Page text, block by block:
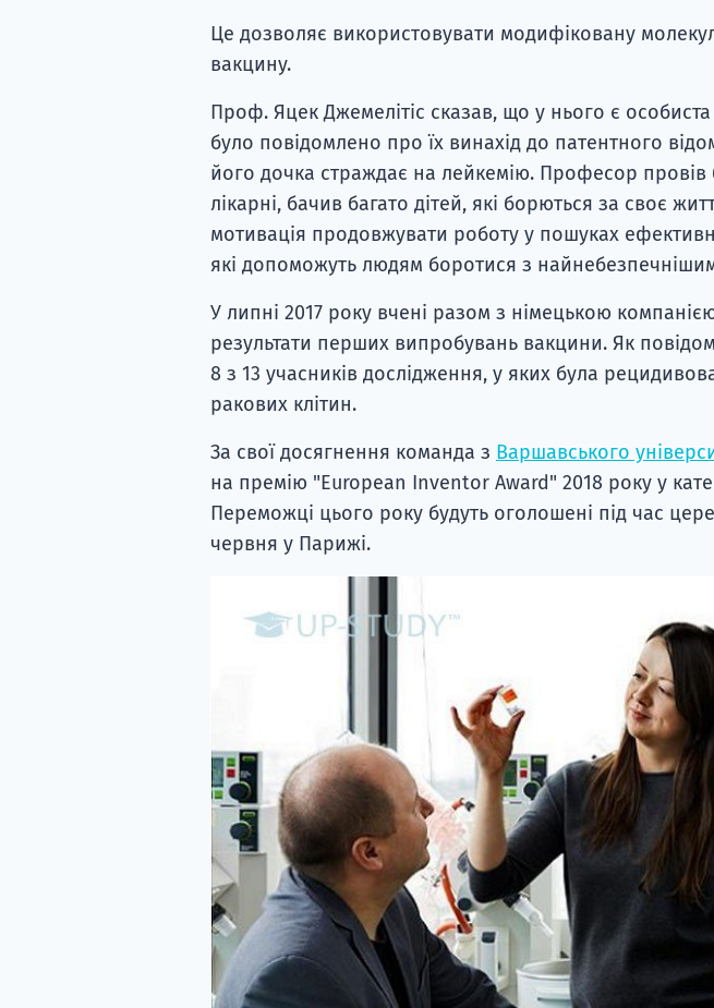
Це дозволяє використовувати модифіковану
вакцину.
Проф. Яцек Джемелітіс сказав, що у нього є особиста
було повідомлено про їх винахід до патентного
його дочка страждає на лейкемію. Професор провів
лікарні, бачив багато дітей, які борються за своє
мотивація продовжувати роботу у пошуках
які допоможуть людям боротися з
У липні 2017 року вчені разом з німецькою
результати перших випробувань вакцини. Як
8 з 13 учасників дослідження, у яких була
ракових клітин.
За свої досягнення команда з Варшавського
на премію "European Inventor Award" 2018 року у
Переможці цього року будуть оголошені під час
червня у Парижі.